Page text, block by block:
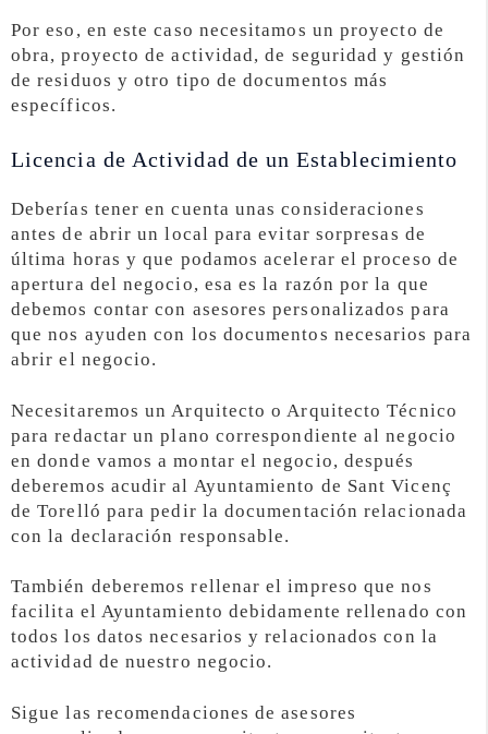
Por eso, en este caso necesitamos un proyecto de
obra, proyecto de actividad, de seguridad y gestión
de residuos y otro tipo de documentos más
específicos.
Licencia de Actividad de un Establecimiento
Deberías tener en cuenta unas consideraciones
antes de abrir un local para evitar sorpresas de
última horas y que podamos acelerar el proceso de
apertura del negocio, esa es la razón por la que
debemos contar con asesores personalizados para
que nos ayuden con los documentos necesarios para
abrir el negocio.
Necesitaremos un Arquitecto o Arquitecto Técnico
para redactar un plano correspondiente al negocio
en donde vamos a montar el negocio, después
deberemos acudir al Ayuntamiento de Sant Vicenç
de Torelló para pedir la documentación relacionada
con la declaración responsable.
También deberemos rellenar el impreso que nos
facilita el Ayuntamiento debidamente rellenado con
todos los datos necesarios y relacionados con la
actividad de nuestro negocio.
Sigue las recomendaciones de asesores